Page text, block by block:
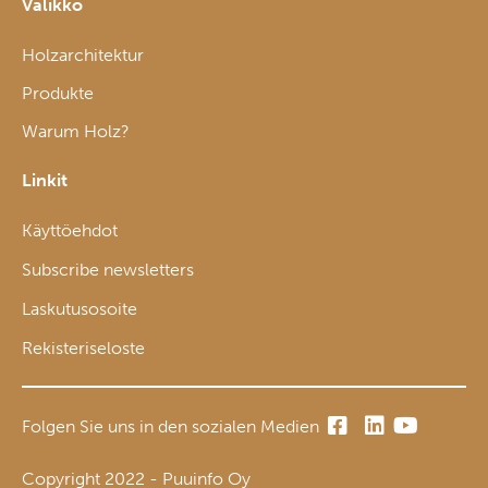
Valikko
Holzarchitektur
Produkte
Warum Holz?
Linkit
Käyttöehdot
Subscribe newsletters
Laskutusosoite
Rekisteriseloste
Folgen Sie uns in den sozialen Medien
Copyright 2022 - Puuinfo Oy